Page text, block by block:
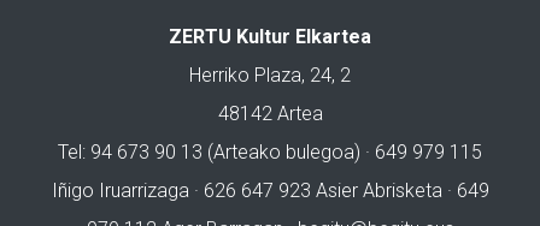
ZERTU Kultur Elkartea
Herriko Plaza, 24, 2
48142 Artea
Tel: 94 673 90 13 (Arteako bulegoa) · 649 979 115
Iñigo Iruarrizaga · 626 647 923 Asier Abrisketa · 649